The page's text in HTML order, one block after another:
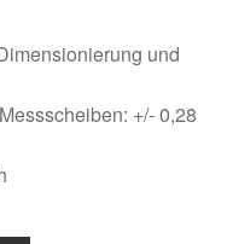
und
+/- 0,28